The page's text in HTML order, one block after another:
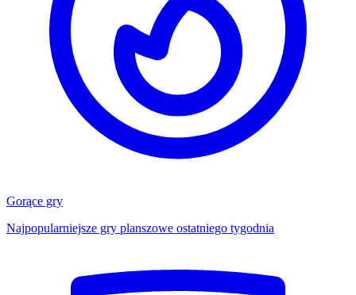
Gorące gry
Najpopularniejsze gry planszowe ostatniego tygodnia